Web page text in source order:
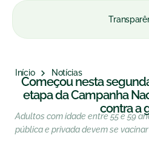
Início Notícias
Começou nesta
etapa da Campanha
contra a
Adultos com idade entre 55 e 59
pública e privada devem se vacinar